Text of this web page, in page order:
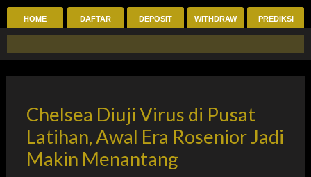
Skip
to
HOME DAFTAR DEPOSIT WITHDRAW PREDIKSI
Chelsea Diuji Virus di Pusat
Latihan, Awal Era Rosenior Jadi
Makin Menantang